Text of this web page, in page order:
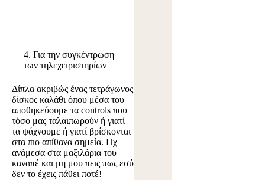
4. Για την συγκέντρωση
των τηλεχειριστηρίων
Δίπλα ακριβώς ένας τετράγωνος
δίσκος καλάθι όπου μέσα του
αποθηκεύουμε τα controls που
τόσο μας ταλαιπωρούν ή γιατί
τα ψάχνουμε ή γιατί βρίσκονται
στα πιο απίθανα σημεία. Πχ
ανάμεσα στα μαξιλάρια του
καναπέ και μη μου πεις πως εσύ
δεν το έχεις πάθει ποτέ!